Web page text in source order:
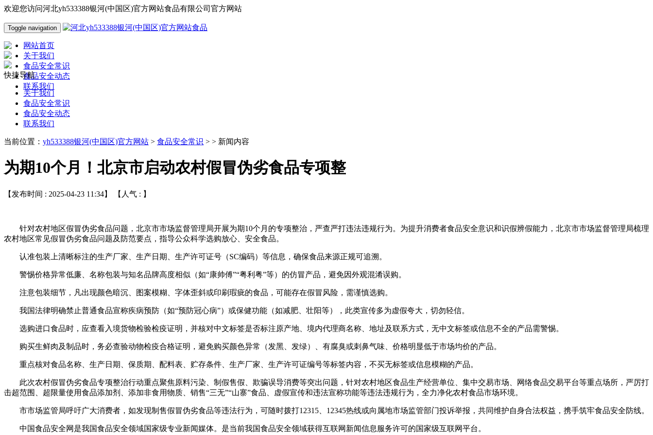
欢迎您访问河北yh533388银河(中国区)官方网站食品有限公司官方网站
Toggle navigation
网站首页
关于我们
食品安全常识
食品安全动态
联系我们
快捷导航
关于我们
食品安全常识
食品安全动态
联系我们
当前位置： yh533388银河(中国区)官方网站 > 食品安全常识 > > 新闻内容
为期10个月！北京市启动农村假冒伪劣食品专项整
【发布时间 : 2025-04-23 11:34】 【人气 : 】
针对农村地区假冒伪劣食品问题，北京市市场监督管理局开展为期10个月的专项整治，严查严打违法违规行为。为提升消费者食品安全意识和识假辨假能力，北京市市场监督管理局梳理
农村地区常见假冒伪劣食品问题及防范要点，指导公众科学选购放心、安全食品。
认准包装上清晰标注的生产厂家、生产日期、生产许可证号（SC编码）等信息，确保食品来源正规可追溯。
警惕价格异常低廉、名称包装与知名品牌高度相似（如“康帅傅”“粤利粤”等）的仿冒产品，避免因外观混淆误购。
注意包装细节，凡出现颜色暗沉、图案模糊、字体歪斜或印刷瑕疵的食品，可能存在假冒风险，需谨慎选购。
我国法律明确禁止普通食品宣称疾病预防（如“预防冠心病”）或保健功能（如减肥、壮阳等），此类宣传多为虚假夸大，切勿轻信。
选购进口食品时，应查看入境货物检验检疫证明，并核对中文标签是否标注原产地、境内代理商名称、地址及联系方式，无中文标签或信息不全的产品需警惕。
购买生鲜肉及制品时，务必查验动物检疫合格证明，避免购买颜色异常（发黑、发绿）、有腐臭或刺鼻气味、价格明显低于市场均价的产品。
重点核对食品名称、生产日期、保质期、配料表、贮存条件、生产厂家、生产许可证编号等标签内容，不买无标签或信息模糊的产品。
此次农村假冒伪劣食品专项整治行动重点聚焦原料污染、制假售假、欺骗误导消费等突出问题，针对农村地区食品生产经营单位、集中交易市场、网络食品交易平台等重点场所，严厉打
击超范围、超限量使用食品添加剂、添加非食用物质、销售“三无”“山寨”食品、虚假宣传和违法宣称功能等违法违规行为，全力净化农村食品市场环境。
市市场监管局呼吁广大消费者，如发现制售假冒伪劣食品等违法行为，可随时拨打12315、12345热线或向属地市场监管部门投诉举报，共同维护自身合法权益，携手筑牢食品安全防线。
中国食品安全网是我国食品安全领域国家级专业新闻媒体。是当前我国食品安全领域获得互联网新闻信息服务许可的国家级互联网平台。